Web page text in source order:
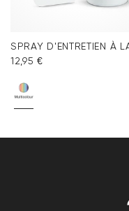
12,95 €